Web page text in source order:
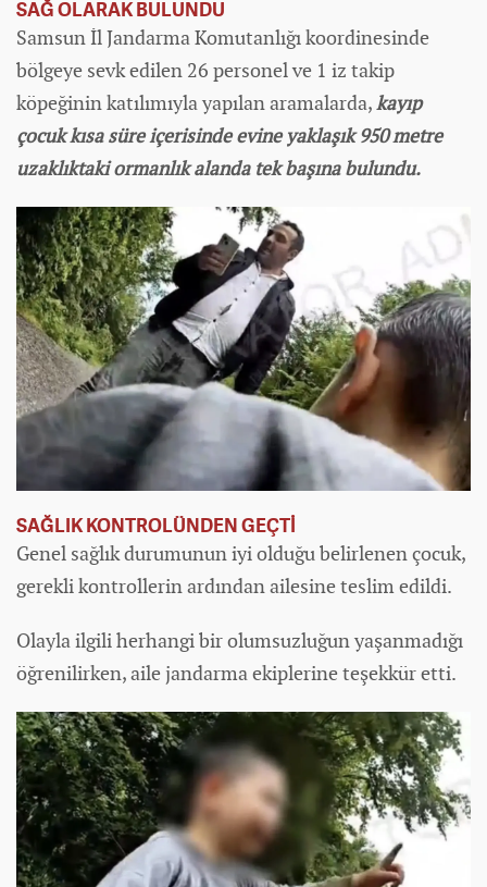
SAĞ OLARAK BULUNDU
Samsun İl Jandarma Komutanlığı koordinesinde
bölgeye sevk edilen 26 personel ve 1 iz takip
köpeğinin katılımıyla yapılan aramalarda,kayıp
çocuk kısa süre içerisinde evine yaklaşık 950 metre
uzaklıktaki ormanlık alanda tek başına bulundu.
SAĞLIK KONTROLÜNDEN GEÇTİ
Genel sağlık durumunun iyi olduğu belirlenen çocuk,
gerekli kontrollerin ardından ailesine teslim edildi.
Olayla ilgili herhangi bir olumsuzluğun yaşanmadığı
öğrenilirken, aile jandarma ekiplerine teşekkür etti.